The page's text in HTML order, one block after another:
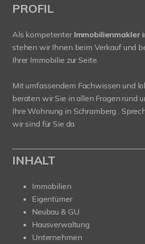
PROFIL
Als kompetenter Immobilienmakler
stehen wir Ihnen beim Verkauf und
Ihrer Immobilie zur Seite.
Mit umfassendem Fachwissen und
beraten wir Sie in allen Fragen rund
Ihre Wohnung in Schramberg .
wir sind für Sie da.
INHALT
Immobilien
Eigentümer
Neubau & GU
Hausverwaltung
Unternehmen